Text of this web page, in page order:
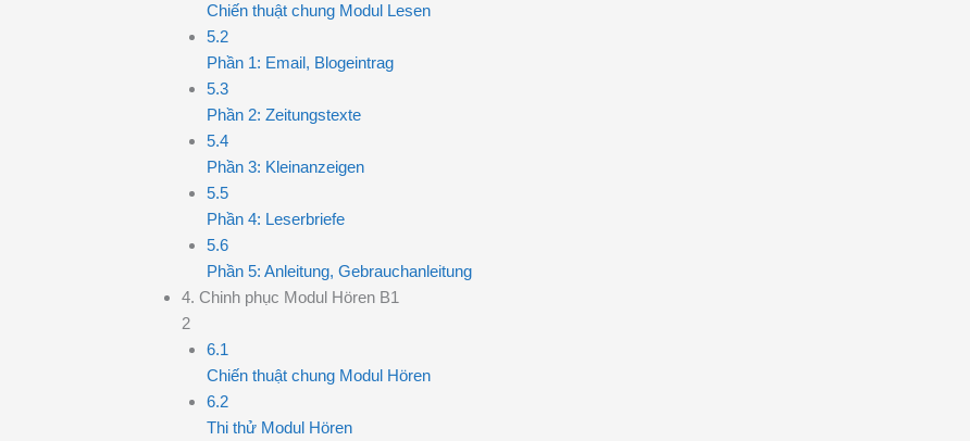
Chiến thuật chung Modul Lesen
5.2
Phần 1: Email, Blogeintrag
5.3
Phần 2: Zeitungstexte
5.4
Phần 3: Kleinanzeigen
5.5
Phần 4: Leserbriefe
5.6
Phần 5: Anleitung, Gebrauchanleitung
4. Chinh phục Modul Hören B1
2
6.1
Chiến thuật chung Modul Hören
6.2
Thi thử Modul Hören